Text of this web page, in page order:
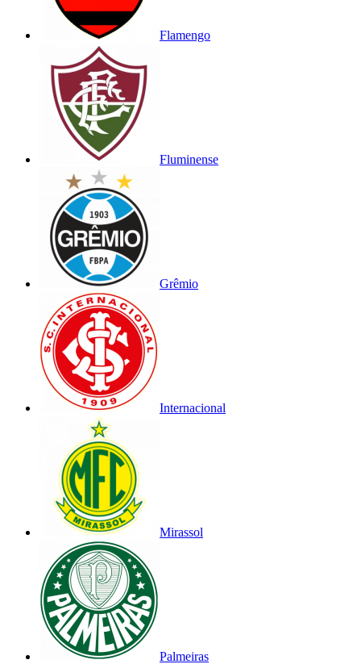
Flamengo
Fluminense
Grêmio
Internacional
Mirassol
Palmeiras